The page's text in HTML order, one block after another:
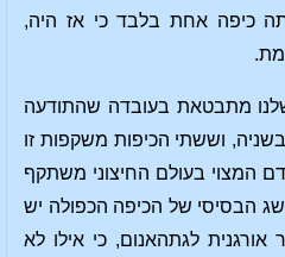
כיפה אחת בלבד כי אז היה,
מת.
מתבטאת בעובדה שהתודעה
וששתי הכיפות משקפות זו
המצוי בעולם החיצוני משתקף
הבסיסי של הכיפה הכפולה יש
אורגנית לגתהאנום, כי אילו לא